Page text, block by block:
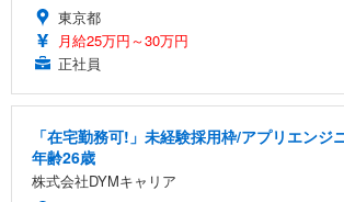
東京都
月給25万円～30万円
正社員
「在宅勤務可!」未経験採用枠/アプリエンジ
年齢26歳
株式会社DYMキャリア